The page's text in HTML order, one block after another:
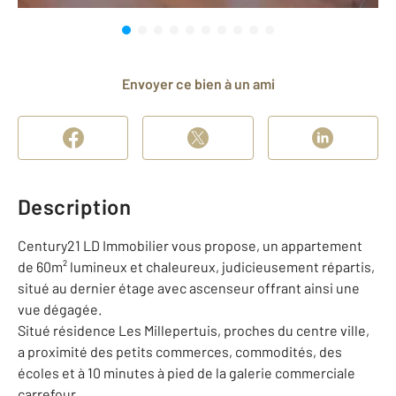
Envoyer ce bien à un ami
Description
Century21 LD Immobilier vous propose, un appartement
de 60m² lumineux et chaleureux, judicieusement répartis,
situé au dernier étage avec ascenseur offrant ainsi une
vue dégagée.
Situé résidence Les Millepertuis, proches du centre ville,
a proximité des petits commerces, commodités, des
écoles et à 10 minutes à pied de la galerie commerciale